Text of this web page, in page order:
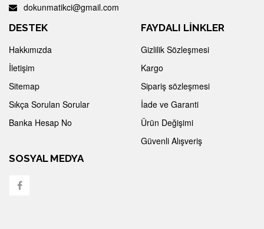
dokunmatikci@gmail.com
DESTEK
Hakkımızda
İletişim
Sitemap
Sıkça Sorulan Sorular
Banka Hesap No
FAYDALI LİNKLER
Gizlilik Sözleşmesi
Kargo
Sipariş sözleşmesi
İade ve Garanti
Ürün Değişimi
Güvenli Alışveriş
SOSYAL MEDYA